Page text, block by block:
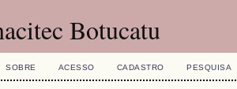
Botucatu
SOBRE ACESSO CADASTRO PESQUISA